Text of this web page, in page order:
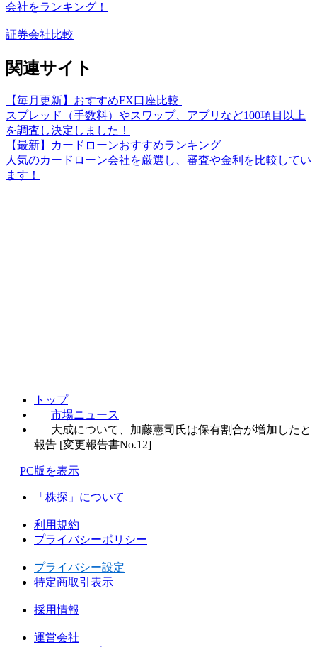
会社をランキング！
証券会社比較
関連サイト
【毎月更新】おすすめFX口座比較
スプレッド（手数料）やスワップ、アプリなど100項目以上
を調査し決定しました！
【最新】カードローンおすすめランキング
人気のカードローン会社を厳選し、審査や金利を比較してい
ます！
トップ
市場ニュース
大成について、加藤憲司氏は保有割合が増加したと
報告 [変更報告書No.12]
PC版を表示
「株探」について
|
利用規約
プライバシーポリシー
|
プライバシー設定
特定商取引表示
|
採用情報
|
運営会社